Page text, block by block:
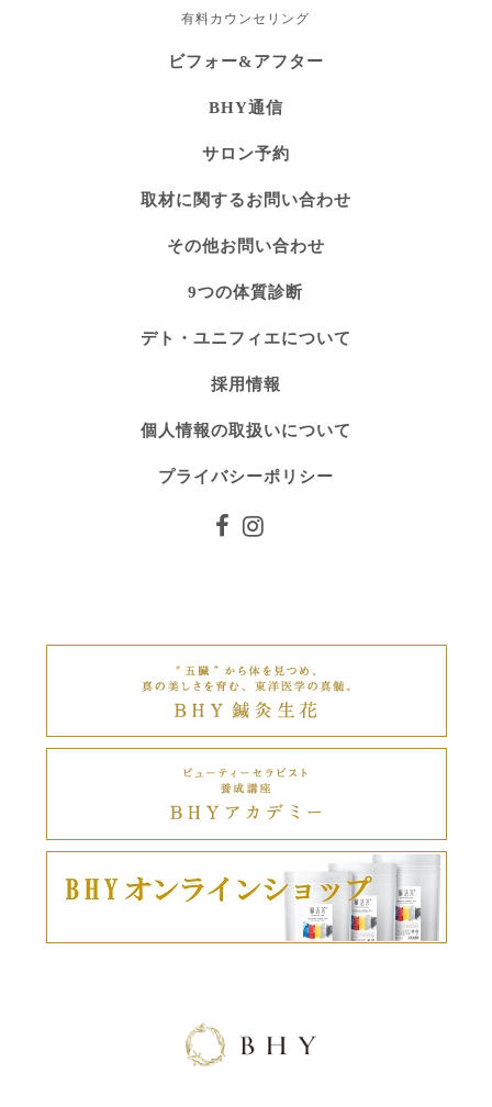
有料カウンセリング
ビフォー&アフター
BHY通信
サロン予約
取材に関するお問い合わせ
その他お問い合わせ
9つの体質診断
デト・ユニフィエについて
採用情報
個人情報の取扱いについて
プライバシーポリシー